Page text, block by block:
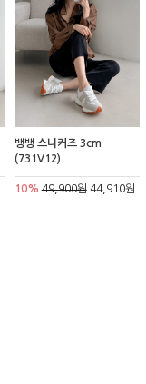
뱅뱅 스니커즈 3cm
(731V12)
10% 49,900원44,910원